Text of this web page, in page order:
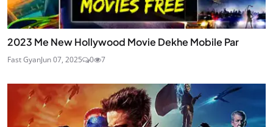
2023 Me New Hollywood Movie Dekhe Mobile Par
Fast GyanJun 07, 2025 0 7